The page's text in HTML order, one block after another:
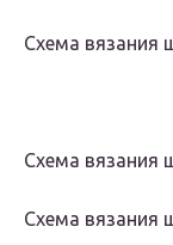
Схема вязания
Схема вязания
Схема